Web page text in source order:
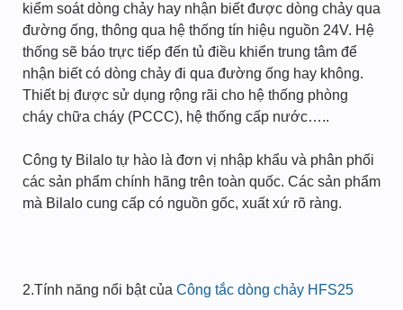
kiểm soát dòng chảy hay nhận biết được dòng chảy qua
đường ống, thông qua hệ thống tín hiệu nguồn 24V. Hệ
thống sẽ báo trực tiếp đến tủ điều khiển trung tâm để
nhận biết có dòng chảy đi qua đường ống hay không.
Thiết bị được sử dụng rộng rãi cho hệ thống phòng
cháy chữa cháy (PCCC), hệ thống cấp nước…..
Công ty Bilalo tự hào là đơn vị nhập khẩu và phân phối
các sản phẩm chính hãng trên toàn quốc. Các sản phẩm
mà Bilalo cung cấp có nguồn gốc, xuất xứ rõ ràng.
2.Tính năng nổi bật của Công tắc dòng chảy HFS25